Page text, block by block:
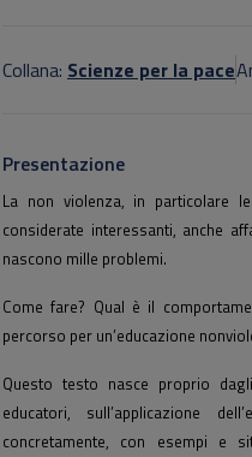
Collana: Scienze per la pace
Presentazione
La non violenza, in particolare
considerate interessanti, anche
nascono mille problemi.
Come fare? Qual è il
percorso per un’educazione
Questo testo nasce proprio
educatori, sull’applicazione
concretamente, con esempi e